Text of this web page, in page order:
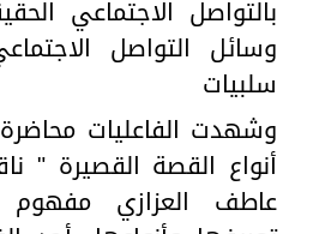
بالتواصل الاجتماعي
وسائل التواصل
سلبيات
وشهدت الفاعليات
أنواع القصة القصيرة "
عاطف العزازي مفهوم